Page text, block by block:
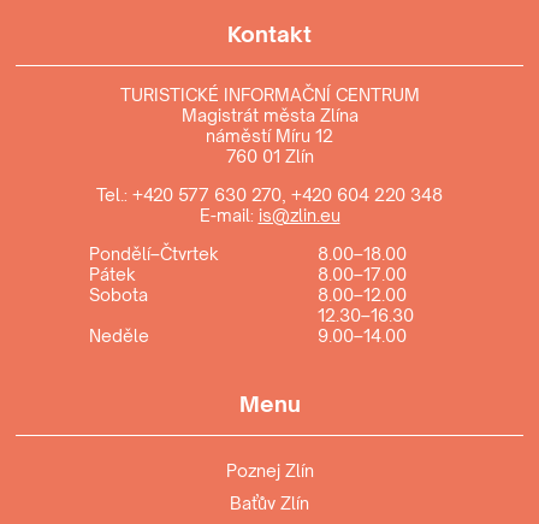
Kontakt
TURISTICKÉ INFORMAČNÍ CENTRUM
Magistrát města Zlína
náměstí Míru 12
760 01 Zlín
Tel.: +420 577 630 270 +420 604 220 348
E-mail: is@zlin.eu
Pondělí–Čtvrtek
8.00–18.00
Pátek
8.00–17.00
Sobota
8.00–12.00
12.30–16.30
Neděle
9.00–14.00
Menu
Poznej Zlín
Baťův Zlín